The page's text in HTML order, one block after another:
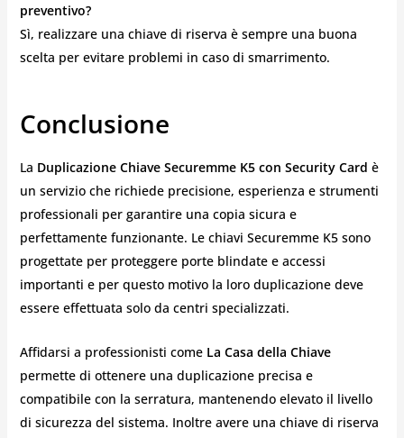
preventivo?
Sì, realizzare una chiave di riserva è sempre una buona
scelta per evitare problemi in caso di smarrimento.
Conclusione
La Duplicazione Chiave Securemme K5 con Security Card è
un servizio che richiede precisione, esperienza e strumenti
professionali per garantire una copia sicura e
perfettamente funzionante. Le chiavi Securemme K5 sono
progettate per proteggere porte blindate e accessi
importanti e per questo motivo la loro duplicazione deve
essere effettuata solo da centri specializzati.
Affidarsi a professionisti come La Casa della Chiave
permette di ottenere una duplicazione precisa e
compatibile con la serratura, mantenendo elevato il livello
di sicurezza del sistema. Inoltre avere una chiave di riserva